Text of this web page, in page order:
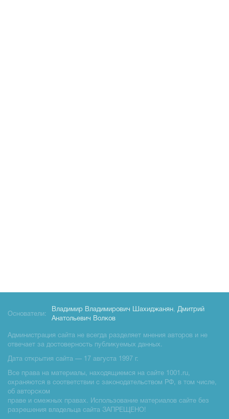
Основатели:
Владимир Владимирович Шахиджанян, Дмитрий
Анатольевич Волков
Администрация сайта не всегда разделяет мнения авторов и не
отвечает за достоверность публикуемых данных.
Дата открытия сайта — 17 августа 1997 г.
Все права на материалы, находящиемся на сайте 1001.ru,
охраняются в соответствии с законодательством РФ, в том числе,
об авторском
праве и смежных правах. Использование материалов сайте без
разрешения владельца сайта ЗАПРЕЩЕНО!